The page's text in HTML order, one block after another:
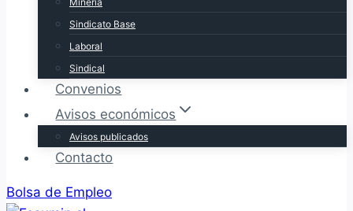
Sindicato Base
Laboral
Sindical
Convenios
Avisos económicos
Avisos publicados
Contacto
Bolsa de Empleo